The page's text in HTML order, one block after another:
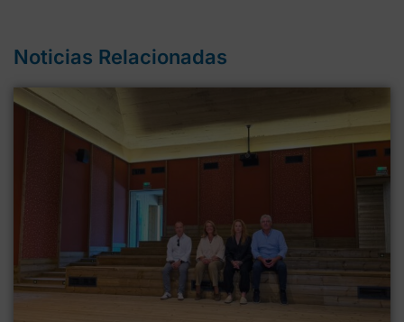
Noticias Relacionadas